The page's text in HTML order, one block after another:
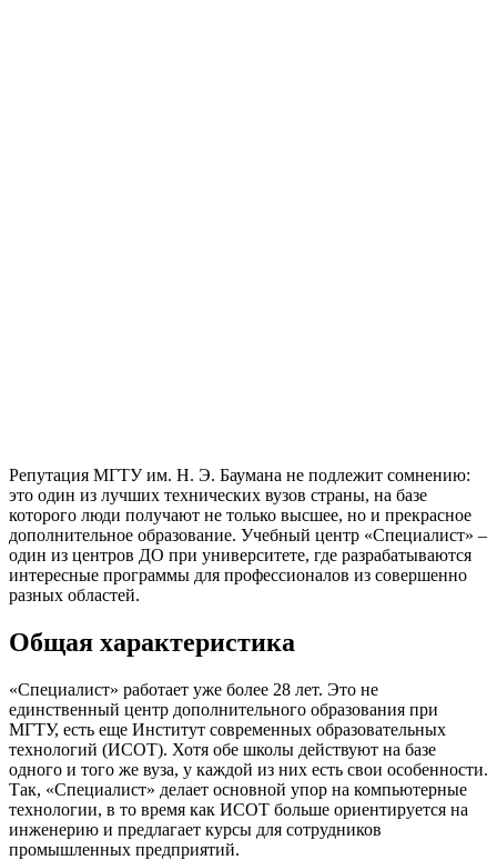
Репутация МГТУ им. Н. Э. Баумана не подлежит сомнению:
это один из лучших технических вузов страны, на базе
которого люди получают не только высшее, но и прекрасное
дополнительное образование. Учебный центр «Специалист» –
один из центров ДО при университете, где разрабатываются
интересные программы для профессионалов из совершенно
разных областей.
Общая характеристика
«Специалист» работает уже более 28 лет. Это не
единственный центр дополнительного образования при
МГТУ, есть еще Институт современных образовательных
технологий (ИСОТ). Хотя обе школы действуют на базе
одного и того же вуза, у каждой из них есть свои особенности.
Так, «Специалист» делает основной упор на компьютерные
технологии, в то время как ИСОТ больше ориентируется на
инженерию и предлагает курсы для сотрудников
промышленных предприятий.